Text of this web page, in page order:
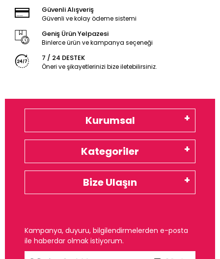
Güvenli Alışveriş
Güvenli ve kolay ödeme sistemi
Geniş Ürün Yelpazesi
Binlerce ürün ve kampanya seçeneği
7 / 24 DESTEK
Öneri ve şikayetlerinizi bize iletebilirsiniz.
Kurumsal
Kategoriler
Bize Ulaşın
Kampanya, duyuru, bilgilendirmelerden e-posta
ile haberdar olmak istiyorum.